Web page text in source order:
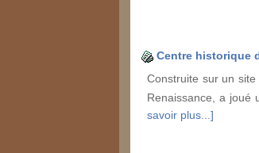
Centre historique
Construite sur un
Renaissance, a joué
savoir plus...]